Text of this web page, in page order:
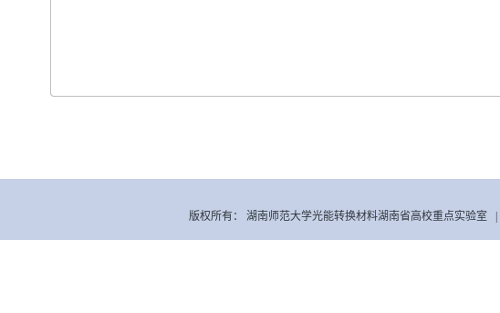
版权所有： 湖南师范大学光能转换材料湖南省高校重点实验室 |